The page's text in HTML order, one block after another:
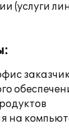
(услуги
на